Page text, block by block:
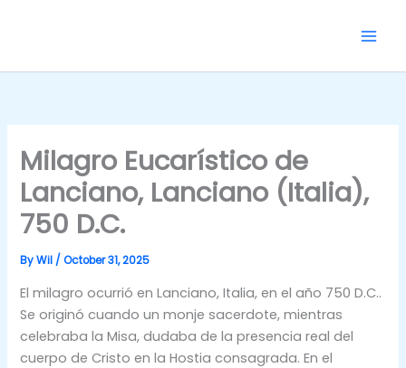
Milagro Eucarístico de
Lanciano, Lanciano (Italia),
750 D.C.
ByWil /October 31, 2025
El milagro ocurrió en Lanciano, Italia, en el año 750 D.C..
Se originó cuando un monje sacerdote, mientras
celebraba la Misa, dudaba de la presencia real del
cuerpo de Cristo en la Hostia consagrada. En el